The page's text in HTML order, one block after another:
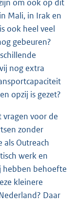
om ook op dit
Mali, in Irak en
ook heel veel
gebeuren?
nog extra
opzij is gezet?
voor de
zonder
als Outreach
werk en
hebben behoefte
kleinere
Daar